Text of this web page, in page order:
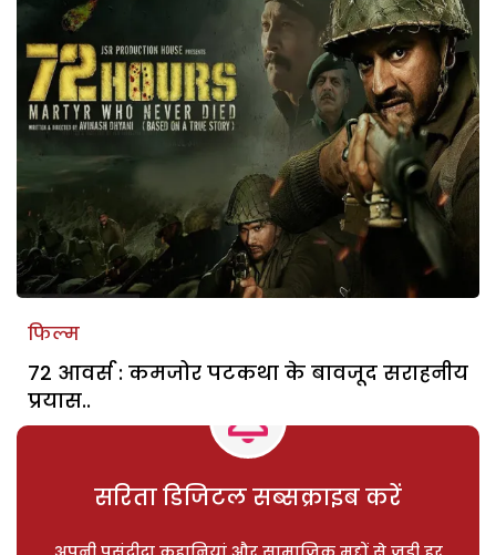
फिल्म
72 आवर्स : कमजोर पटकथा के बावजूद सराहनीय
प्रयास..
सरिता डिजिटल सब्सक्राइब करें